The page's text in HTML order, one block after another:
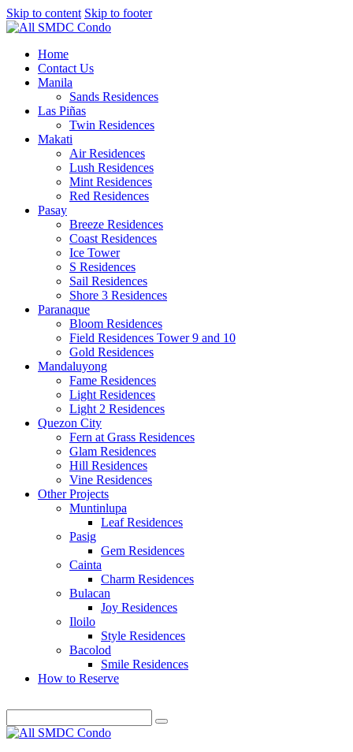
Skip to content Skip to footer
Home
Contact Us
Manila
Sands Residences
Las Piñas
Twin Residences
Makati
Air Residences
Lush Residences
Mint Residences
Red Residences
Pasay
Breeze Residences
Coast Residences
Ice Tower
S Residences
Sail Residences
Shore 3 Residences
Paranaque
Bloom Residences
Field Residences Tower 9 and 10
Gold Residences
Mandaluyong
Fame Residences
Light Residences
Light 2 Residences
Quezon City
Fern at Grass Residences
Glam Residences
Hill Residences
Vine Residences
Other Projects
Muntinlupa
Leaf Residences
Pasig
Gem Residences
Cainta
Charm Residences
Bulacan
Joy Residences
Iloilo
Style Residences
Bacolod
Smile Residences
How to Reserve